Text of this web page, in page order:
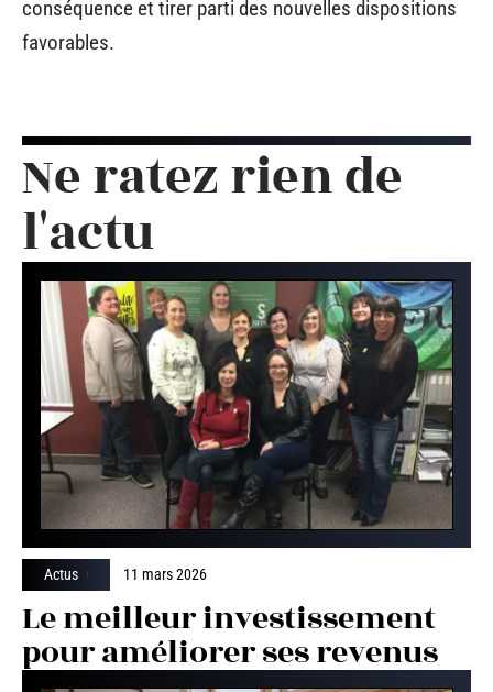
conséquence et tirer parti des nouvelles dispositions
favorables.
Ne ratez rien de
l'actu
Actus 11 mars 2026
Le meilleur investissement
pour améliorer ses revenus